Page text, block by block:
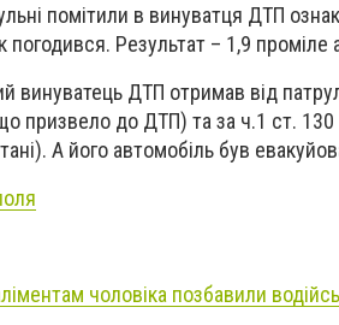
помітили в винуватця ДТП
Результат – 1,9 проміле
винуватець ДТП отримав від
призвело до ДТП) та за ч.1 ст.
А його автомобіль був
чоловіка позбавили